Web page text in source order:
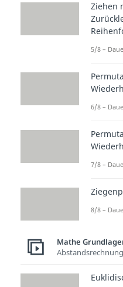
2. (a –
3. ( x
4.
5. (- x
6. (x +
36
Ziehen
5/8 –
6/8 –
7/8 –
8/8 –
Mathe
Abstandsrechnung